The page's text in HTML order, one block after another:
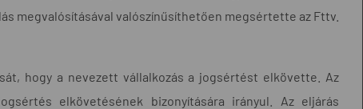
megvalósításával valószínűsíthetően megsértette az Fttv.
hogy a nevezett vállalkozás a jogsértést elkövette. Az
elkövetésének bizonyítására irányul. Az eljárás